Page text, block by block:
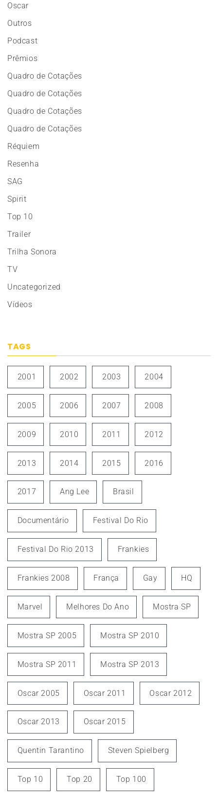
Oscar
Outros
Podcast
Prêmios
Quadro de Cotações
Quadro de Cotações
Quadro de Cotações
Quadro de Cotações
Réquiem
Resenha
SAG
Spirit
Top 10
Trailer
Trilha Sonora
TV
Uncategorized
Vídeos
TAGS
2001 2002 2003 2004
2005 2006 2007 2008
2009 2010 2011 2012
2013 2014 2015 2016
2017 Ang Lee Brasil
Documentário Festival Do Rio
Festival Do Rio 2013 Frankies
Frankies 2008 França Gay HQ
Marvel Melhores Do Ano Mostra SP
Mostra SP 2005 Mostra SP 2010
Mostra SP 2011 Mostra SP 2013
Oscar 2005 Oscar 2011 Oscar 2012
Oscar 2013 Oscar 2015
Quentin Tarantino Steven Spielberg
Top 10 Top 20 Top 100